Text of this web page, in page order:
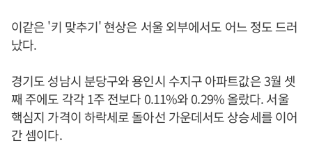
이같은 '키 맞추기' 현상은 서울 외부에서도 어느 정도 드러
났다.
경기도 성남시 분당구와 용인시 수지구 아파트값은 3월 셋
째 주에도 각각 1주 전보다 0.11%와 0.29% 올랐다. 서울
핵심지 가격이 하락세로 돌아선 가운데서도 상승세를 이어
간 셈이다.